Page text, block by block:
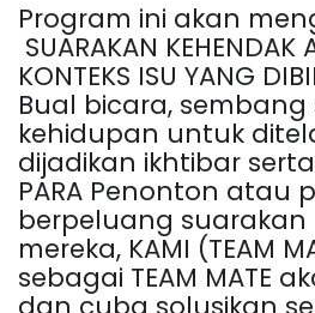
Program ini akan
SUARAKAN KEHENDAK
KONTEKS ISU YANG
Bual bicara,
kehidupan untuk
dijadikan ikhtibar
PARA Penonton atau
berpeluang
mereka, KAMI (TEAM
sebagai TEAM MATE